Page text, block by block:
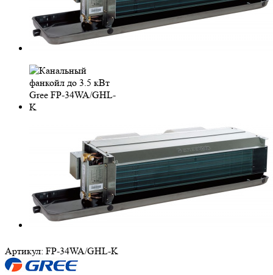
Артикул: FP-34WA/GHL-K